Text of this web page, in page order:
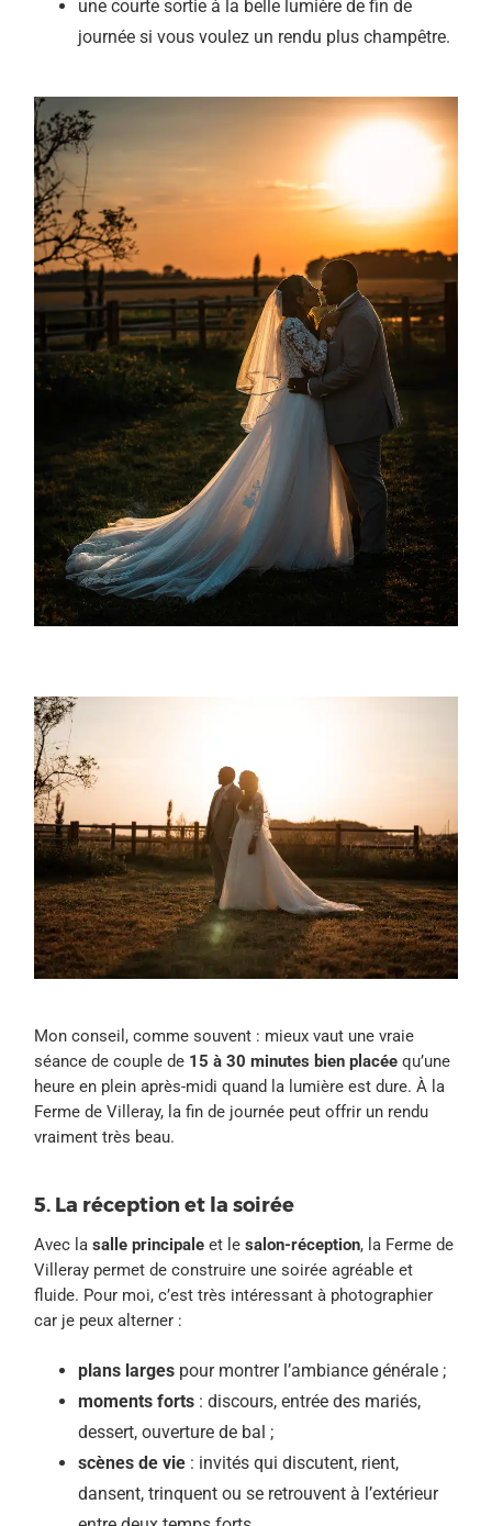
une courte sortie à la belle lumière de fin de
journée si vous voulez un rendu plus champêtre.
Mon conseil, comme souvent : mieux vaut une vraie
séance de couple de 15 à 30 minutes bien placée qu’une
heure en plein après-midi quand la lumière est dure. À la
Ferme de Villeray, la fin de journée peut offrir un rendu
vraiment très beau.
5. La réception et la soirée
Avec lasalle principale et lesalon-réception, la Ferme de
Villeray permet de construire une soirée agréable et
fluide. Pour moi, c’est très intéressant à photographier
car je peux alterner :
plans larges pour montrer l’ambiance générale ;
moments forts : discours, entrée des mariés,
dessert, ouverture de bal ;
scènes de vie : invités qui discutent, rient,
dansent, trinquent ou se retrouvent à l’extérieur